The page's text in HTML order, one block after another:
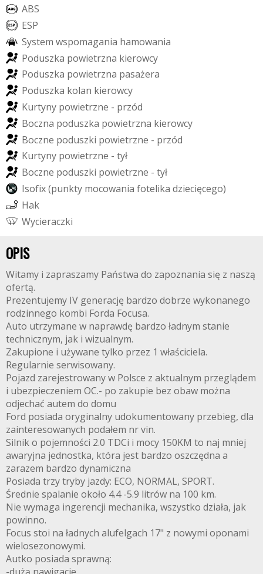
ABS
ESP
System wspomagania hamowania
Poduszka powietrzna kierowcy
Poduszka powietrzna pasażera
Poduszka kolan kierowcy
Kurtyny powietrzne - przód
Boczna poduszka powietrzna kierowcy
Boczne poduszki powietrzne - przód
Kurtyny powietrzne - tył
Boczne poduszki powietrzne - tył
Isofix(punkty mocowania fotelika dziecięcego)
Hak
Wycieraczki
OPIS
Witamy i zapraszamy Państwa do zapoznania się z naszą
ofertą.
Prezentujemy IV generację bardzo dobrze wykonanego
rodzinnego kombi Forda Focusa.
Auto utrzymane w naprawdę bardzo ładnym stanie
technicznym, jak i wizualnym.
Zakupione i używane tylko przez 1 właściciela.
Regularnie serwisowany.
Pojazd zarejestrowany w Polsce z aktualnym przeglądem
i ubezpieczeniem OC.- po zakupie bez obaw można
odjechać autem do domu
Ford posiada oryginalny udokumentowany przebieg, dla
zainteresowanych podałem nr vin.
Silnik o pojemności 2.0 TDCi i mocy 150KM to naj mniej
awaryjna jednostka, która jest bardzo oszczędna a
zarazem bardzo dynamiczna
Posiada trzy tryby jazdy: ECO, NORMAL, SPORT.
Średnie spalanie około 4.4 -5.9 litrów na 100 km.
Nie wymaga ingerencji mechanika, wszystko działa, jak
powinno.
Focus stoi na ładnych alufelgach 17" z nowymi oponami
wielosezonowymi.
Autko posiada sprawną: